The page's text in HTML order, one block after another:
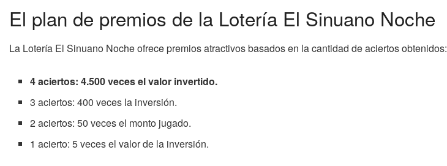
El plan de premios de la Lotería El Sinuano Noche
La Lotería El Sinuano Noche ofrece premios atractivos basados en la cantidad de aciertos obtenidos:
4 aciertos: 4.500 veces el valor invertido.
3 aciertos: 400 veces la inversión.
2 aciertos: 50 veces el monto jugado.
1 acierto: 5 veces el valor de la inversión.